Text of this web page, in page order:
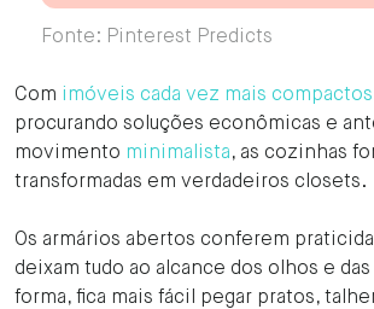
Fonte: Pinterest Predicts
Com imóveis cada vez mais compactos
procurando soluções econômicas e
movimento minimalista, as cozinhas
transformadas em verdadeiros closets.
Os armários abertos conferem
deixam tudo ao alcance dos olhos e das
forma, fica mais fácil pegar pratos,